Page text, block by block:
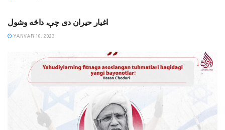
اغیار حیران دی چې، داڅه وشول
YANVAR 10, 2023